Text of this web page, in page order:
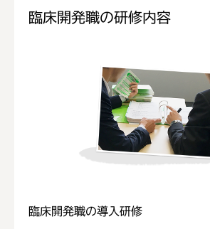
臨床開発職の研修内容
臨床開発職の導入研修